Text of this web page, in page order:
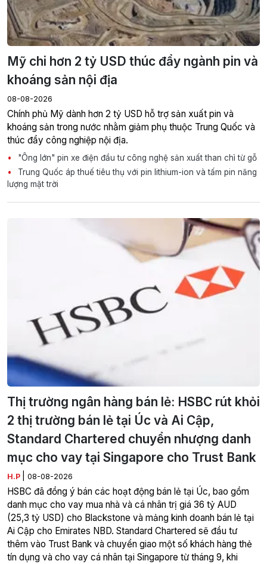
Mỹ chi hơn 2 tỷ USD thúc đẩy ngành pin và
khoáng sản nội địa
08-08-2026
Chính phủ Mỹ dành hơn 2 tỷ USD hỗ trợ sản xuất pin và
khoáng sản trong nước nhằm giảm phụ thuộc Trung Quốc và
thúc đẩy công nghiệp nội địa.
"Ông lớn" pin xe điện đầu tư công nghệ sản xuất than chì từ gỗ
Trung Quốc áp thuế tiêu thụ với pin lithium-ion và tấm pin năng
lượng mặt trời
Thị trường ngân hàng bán lẻ: HSBC rút khỏi
2 thị trường bán lẻ tại Úc và Ai Cập,
Standard Chartered chuyển nhượng danh
mục cho vay tại Singapore cho Trust Bank
H.P 08-08-2026
HSBC đã đồng ý bán các hoạt động bán lẻ tại Úc, bao gồm
danh mục cho vay mua nhà và cá nhân trị giá 36 tỷ AUD
(25,3 tỷ USD) cho Blackstone và mảng kinh doanh bán lẻ tại
Ai Cập cho Emirates NBD. Standard Chartered sẽ đầu tư
thêm vào Trust Bank và chuyển giao một số khách hàng thẻ
tín dụng và cho vay cá nhân tại Singapore từ tháng 9, khi